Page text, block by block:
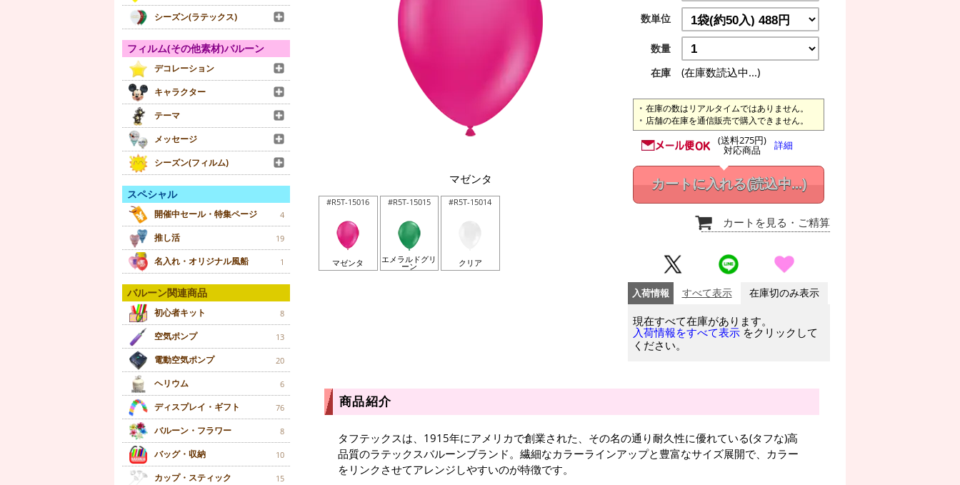
シーズン(ラテックス)
フィルム(その他素材)バルーン
デコレーション
キャラクター
テーマ
メッセージ
シーズン(フィルム)
スペシャル
開催中セール・特集ページ 4
推し活 19
名入れ・オリジナル風船 1
バルーン関連商品
初心者キット 8
空気ポンプ 13
電動空気ポンプ 20
ヘリウム 6
ディスプレイ・ギフト 76
バルーン・フラワー 8
バッグ・収納 10
カップ・スティック 15
マゼンタ
#R5T-15016
マゼンタ
#R5T-15015
エメラルドグリ
ーン
#R5T-15014
クリア
数単位
数量
在庫
(在庫数読込中...)
在庫の数はリアルタイムではありません。
店舗の在庫を通信販売で購入できません。
(送料275円)
対応商品 詳細
カートに入れる(読込中...)
カートを見る ・ご精算
入荷情報 すべて表示 在庫切のみ表示
現在すべて在庫があります。
入荷情報をすべて表示 をクリックして
ください。
商品紹介
タフテックスは、1915年にアメリカで創業された、その名の通り耐久性に優れている(タフな)高
品質のラテックスバルーンブランド。繊細なカラーラインアップと豊富なサイズ展開で、カラー
をリンクさせてアレンジしやすいのが特徴です。